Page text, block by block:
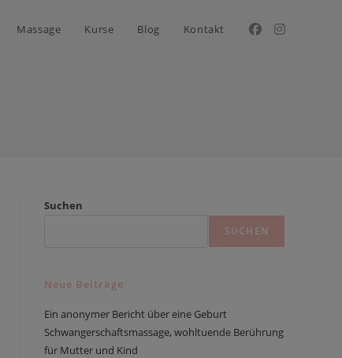
Massage Kurse Blog Kontakt
Suchen
SUCHEN
Neue Beiträge
Ein anonymer Bericht über eine Geburt
Schwangerschaftsmassage, wohltuende Berührung
für Mutter und Kind